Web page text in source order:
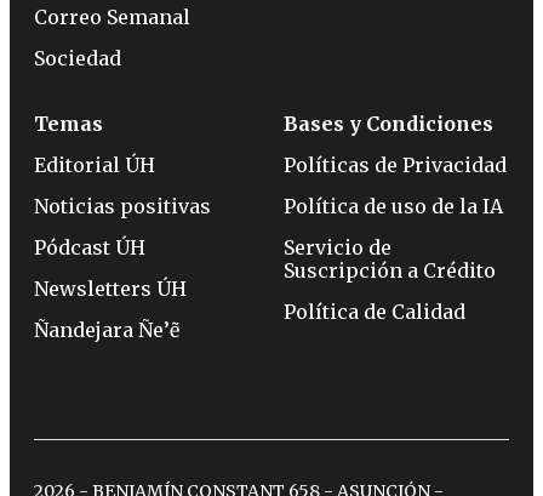
Correo Semanal
Sociedad
Temas
Editorial ÚH
Noticias positivas
Pódcast ÚH
Newsletters ÚH
Ñandejara Ñe’ẽ
Bases y Condiciones
Políticas de Privacidad
Política de uso de la IA
Servicio de
Suscripción a Crédito
Política de Calidad
2026 - BENJAMÍN CONSTANT 658 - ASUNCIÓN -